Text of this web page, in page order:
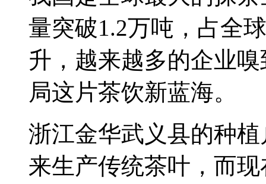
量突破1.2万吨，占全
升，越来越多的企业
局这片茶饮新蓝海。
浙江金华武义县的种
来生产传统茶叶，而